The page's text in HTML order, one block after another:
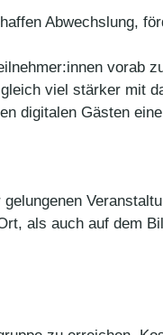
Abwechslung,
vorab
viel stärker mit
digitalen Gästen
als auch auf dem